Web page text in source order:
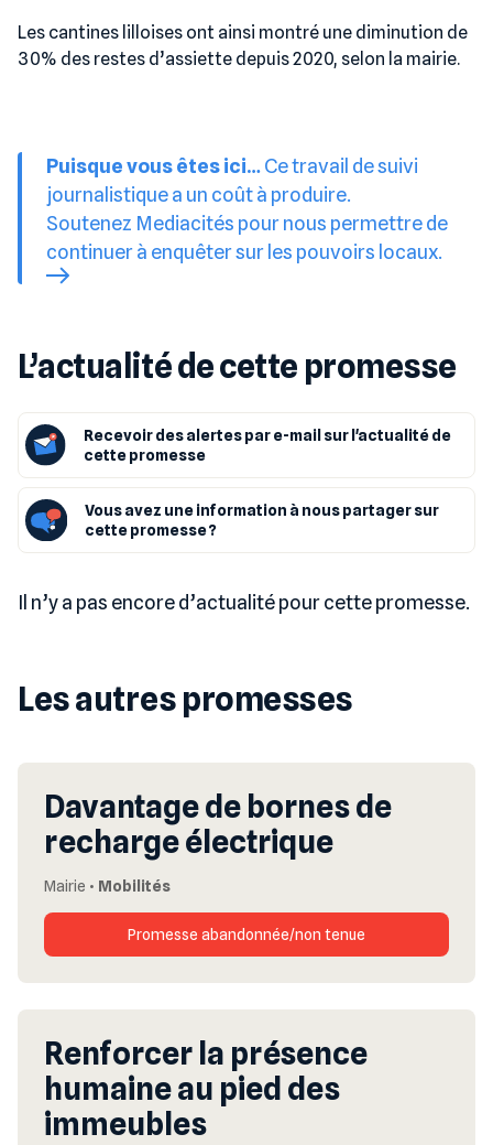
Les cantines lilloises ont ainsi montré une diminution de
30% des restes d’assiette depuis 2020, selon la mairie.
Puisque vous êtes ici…Ce travail de suivi
journalistique a un coût à produire.
Soutenez Mediacités pour nous permettre de
continuer à enquêter sur les pouvoirs locaux.
L’actualité de cette promesse
Recevoir des alertes par e-mail sur l'actualité de
cette promesse
Vous avez une information à nous partager sur
cette promesse ?
Il n’y a pas encore d’actualité pour cette promesse.
Les autres promesses
Davantage de bornes de
recharge électrique
Mairie • Mobilités
Promesse abandonnée/non tenue
Renforcer la présence
humaine au pied des
immeubles